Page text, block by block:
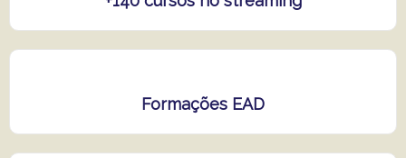
Formações EAD